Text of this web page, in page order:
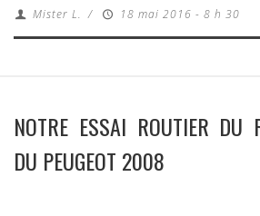
Mister L. / 18 mai 2016 - 8 h 30
NOTRE ESSAI ROUTIER DU
DU PEUGEOT 2008